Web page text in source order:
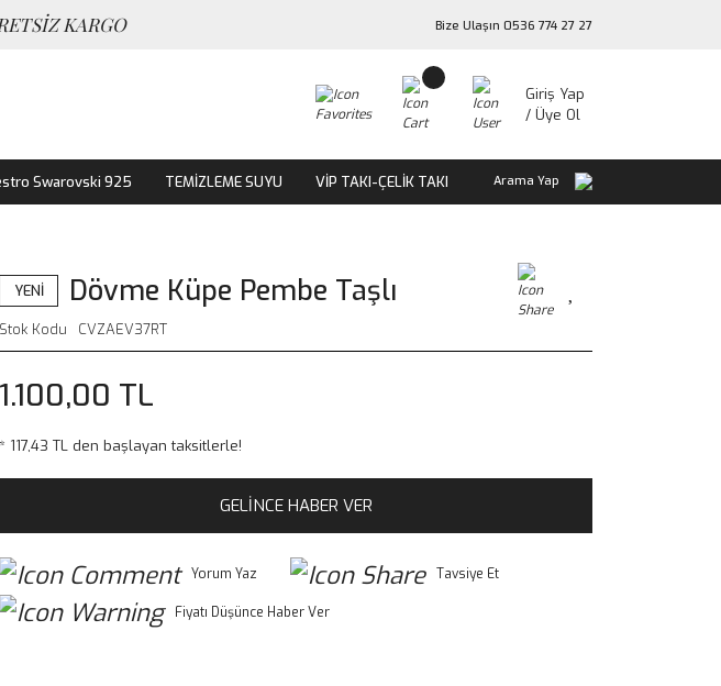
KARGO Bize Ulaşın 0536 774 27 27
Giriş Yap
/ Üye Ol
Swarovski 925 TEMİZLEME SUYU VİP TAKI-ÇELİK TAKI Arama Yap
YENİ Dövme Küpe Pembe Taşlı
Stok Kodu CVZAEV37RT
1.100,00 TL
* 117,43 TL den başlayan taksitlerle!
GELİNCE HABER VER
Yorum Yaz Tavsiye Et
Fiyatı Düşünce Haber Ver